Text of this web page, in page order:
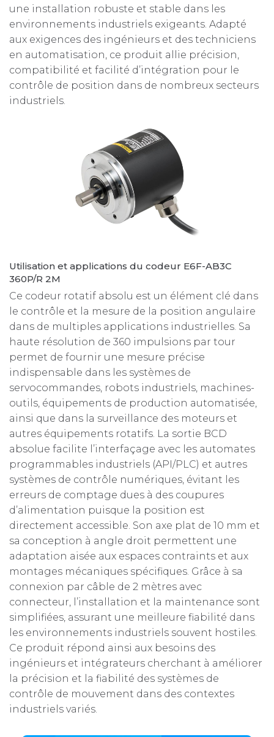
une installation robuste et stable dans les
environnements industriels exigeants. Adapté
aux exigences des ingénieurs et des techniciens
en automatisation, ce produit allie précision,
compatibilité et facilité d’intégration pour le
contrôle de position dans de nombreux secteurs
industriels.
Utilisation et applications du codeur E6F-AB3C
360P/R 2M
Ce codeur rotatif absolu est un élément clé dans
le contrôle et la mesure de la position angulaire
dans de multiples applications industrielles. Sa
haute résolution de 360 impulsions par tour
permet de fournir une mesure précise
indispensable dans les systèmes de
servocommandes, robots industriels, machines-
outils, équipements de production automatisée,
ainsi que dans la surveillance des moteurs et
autres équipements rotatifs. La sortie BCD
absolue facilite l’interfaçage avec les automates
programmables industriels (API/PLC) et autres
systèmes de contrôle numériques, évitant les
erreurs de comptage dues à des coupures
d’alimentation puisque la position est
directement accessible. Son axe plat de 10 mm et
sa conception à angle droit permettent une
adaptation aisée aux espaces contraints et aux
montages mécaniques spécifiques. Grâce à sa
connexion par câble de 2 mètres avec
connecteur, l’installation et la maintenance sont
simplifiées, assurant une meilleure fiabilité dans
les environnements industriels souvent hostiles.
Ce produit répond ainsi aux besoins des
ingénieurs et intégrateurs cherchant à améliorer
la précision et la fiabilité des systèmes de
contrôle de mouvement dans des contextes
industriels variés.